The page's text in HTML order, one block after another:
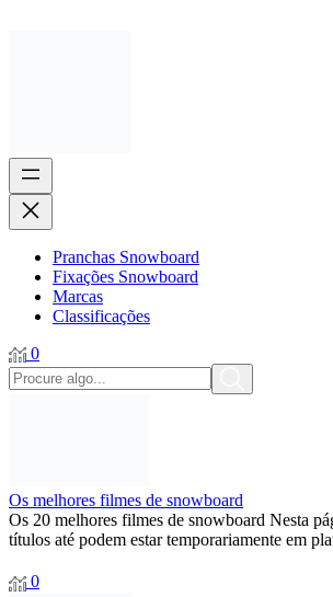
Pranchas Snowboard
Fixações Snowboard
Marcas
Classificações
0
Os melhores filmes de snowboard
Os 20 melhores filmes de snowboard Nesta
títulos até podem estar temporariamente em
0